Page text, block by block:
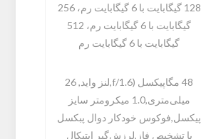
128 گیگابایت با 6 گیگابایت رم، 256
گیگابایت با 6 گیگابایت رم، 512
گیگابایت با 6 گیگابایت رم
48 مگاپیکسل (f/1.6,لنز واید, 26
میلی‌متری,1.0 میکرومتر سایز
پیکسل,فوکوس خودکار دوال پبکسل
با تشخیص فاز,لرزش‌گیر اپتیکال